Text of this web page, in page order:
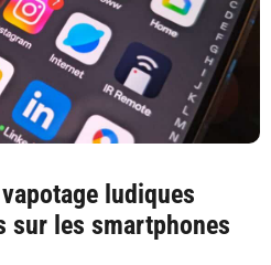
ludiques
sur les smartphones